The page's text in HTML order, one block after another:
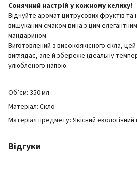
Сонячний настрій у кожному келиху!
Відчуйте аромат цитрусових фруктів
вишуканим смаком вина з цим
мандарином.
Виготовлений з високоякісного скла,
виглядає, але й збереже ідеальну
улюбленого напою.
Об’єм: 350 мл
Матеріал: Скло
Матеріал предмету: Якісний екологічний
Відгуки